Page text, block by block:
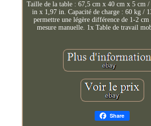
Taille de la table : 67,5 cm x 40 cm x 5 cm
in x 1,97 in. Capacité de charge : 60 kg /
permettre une légère différence de 1-2 cm
mesure manuelle. 1x Table de travail
Share